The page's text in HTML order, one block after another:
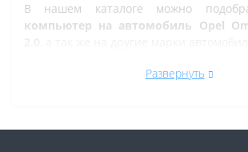
В нашем каталоге можно
компьютер на автомобиль Opel
Все рано или поздно в Златоусте
Развернуть